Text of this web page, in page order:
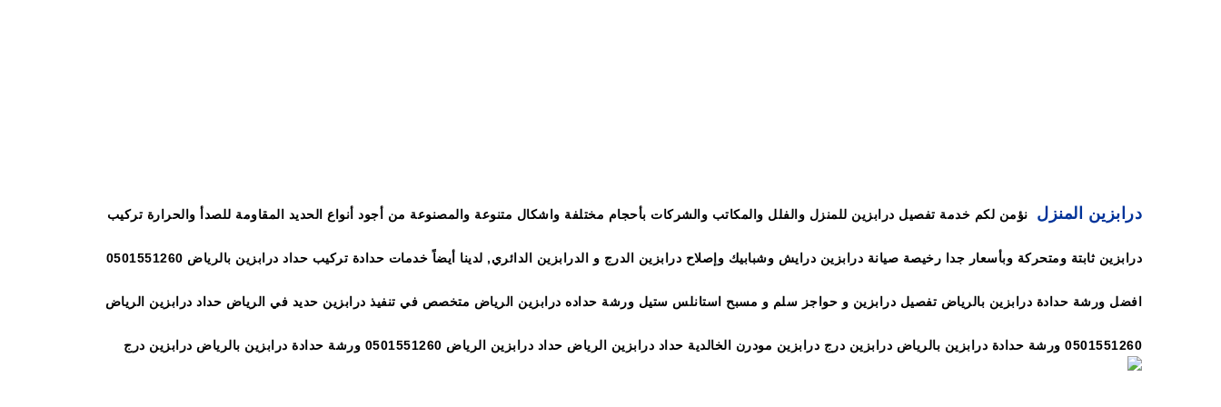
درابزين المنزل نؤمن لكم خدمة تفصيل درابزين للمنزل والفلل والمكاتب والشركات بأحجام مختلفة واشكال متنوعة والمصنوعة من أجود أنواع الحديد المقاومة للصدأ والحرارة تركيب
درابزين ثابتة ومتحركة وبأسعار جدا رخيصة صيانة درابزين درايش وشبابيك وإصلاح درابزين الدرج و الدرابزين الدائري, لدينا أيضاً خدمات حدادة تركيب حداد درابزين بالرياض 0501551260
افضل ورشة حدادة درابزين بالرياض تفصيل درابزين و حواجز سلم و مسبح استانلس ستيل ورشة حداده درابزين الرياض متخصص في تنفيذ درابزين حديد في الرياض حداد درابزين الرياض
0501551260 ورشة حدادة درابزين بالرياض درابزين درج درابزين مودرن الخالدية حداد درابزين الرياض حداد درابزين الرياض 0501551260 ورشة حدادة درابزين بالرياض درابزين درج